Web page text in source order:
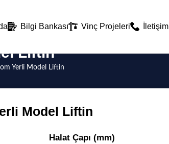
Bilgi Bankası Vinç Projeleri İletişim
Liftin
Yerli Model Liftin
Model Liftin
Halat Çapı (mm)